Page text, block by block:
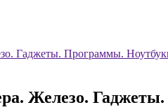
Гаджеты. Программы.
Железо.